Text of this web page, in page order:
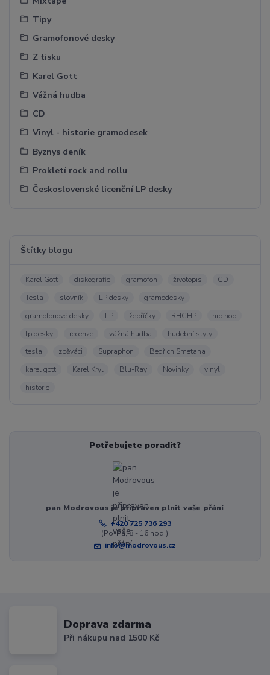
Tipy
Gramofonové desky
Z tisku
Karel Gott
Vážná hudba
CD
Vinyl - historie gramodesek
Byznys deník
Prokletí rock and rollu
Československé licenční LP desky
Štítky blogu
Karel Gott diskografie gramofon životopis
CD
Tesla
slovník LP desky
gramodesky
gramofonové desky
LP žebříčky RHCHP
hip hop
lp desky
recenze vážná hudba
hudební styly
tesla
zpěváci Supraphon
Bedřich Smetana
karel gott
Karel Kryl Blu-Ray Novinky
vinyl
historie
Potřebujete poradit?
pan Modrovous je připraven plnit vaše přání
+420 725 736 293
(Po-Pá, 8 - 16 hod.)
info@modrovous.cz
Doprava zdarma
Při nákupu nad 1500 Kč